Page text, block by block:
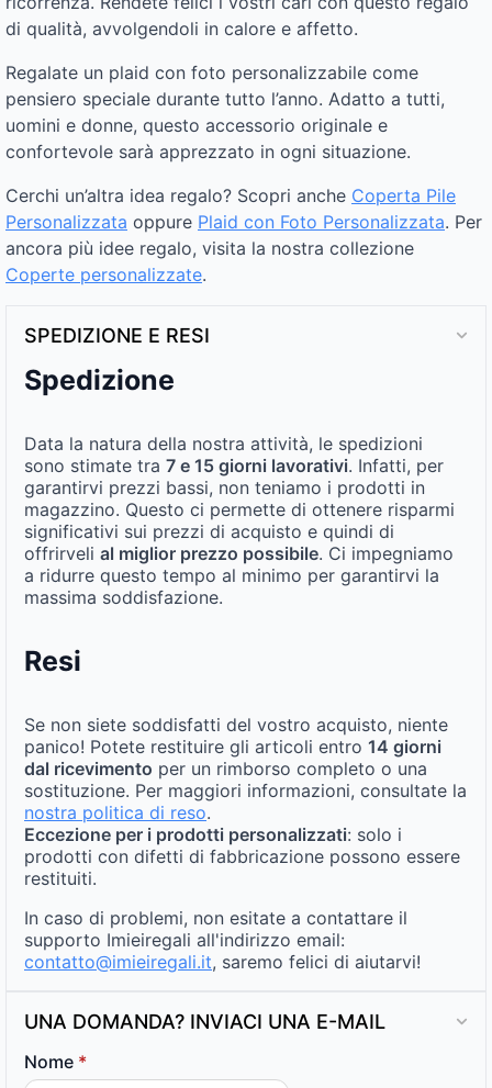
di qualità, avvolgendoli in calore e affetto.
Regalate un plaid con foto personalizzabile come
pensiero speciale durante tutto l’anno. Adatto a tutti,
uomini e donne, questo accessorio originale e
confortevole sarà apprezzato in ogni situazione.
Cerchi un’altra idea regalo? Scopri anche Coperta Pile
Personalizzata oppure Plaid con Foto Personalizzata. Per
ancora più idee regalo, visita la nostra collezione
Coperte personalizzate.
SPEDIZIONE E RESI
Spedizione
Data la natura della nostra attività, le spedizioni
sono stimate tra 7 e 15 giorni lavorativi. Infatti, per
garantirvi prezzi bassi, non teniamo i prodotti in
magazzino. Questo ci permette di ottenere risparmi
significativi sui prezzi di acquisto e quindi di
offrirveli al miglior prezzo possibile. Ci impegniamo
a ridurre questo tempo al minimo per garantirvi la
massima soddisfazione.
Resi
Se non siete soddisfatti del vostro acquisto, niente
panico! Potete restituire gli articoli entro 14 giorni
dal ricevimento per un rimborso completo o una
sostituzione. Per maggiori informazioni, consultate la
nostra politica di reso.
Eccezione per i prodotti personalizzati: solo i
prodotti con difetti di fabbricazione possono essere
restituiti.
In caso di problemi, non esitate a contattare il
supporto Imieiregali all'indirizzo email:
contatto@imieiregali.it, saremo felici di aiutarvi!
UNA DOMANDA? INVIACI UNA E-MAIL
Nome *